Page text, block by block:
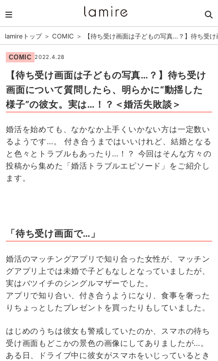
lamireトップ＞ COMIC ＞ 【待ち受け画面は子どもの写真…？】待ち受
COMIC 2022.4.28
【待ち受け画面は子どもの写真…？】待ち受け
画面について質問したら、明らかに“動揺した
様子”の彼女。実は…！？＜婚活失敗談＞
婚活を始めても、なかなか上手くいかない方は一定数い
るようです…。 付き合うまではいいけれど、結婚となる
と色々とトラブルもあったり…！？ 今回はそんな方々の
投稿から集めた「婚活トラブルエピソード」をご紹介し
ます。
「待ち受け画面で…」
婚活のマッチングアプリで知り合った女性が、マッチン
グアプリ上では未婚で子どもなしとなっていましたが、
実はバツイチのシングルマザーでした。
アプリで知り合い、付き合うようになり、食事を奢った
りちょっとしたプレゼントを買ったりもしていました。
はじめのうちは彼女も警戒していたのか、スマホの待ち
受け画面もどこかの景色の画像にしてありましたが…。
ある日、ドライブ中に彼女がスマホをいじっているとき